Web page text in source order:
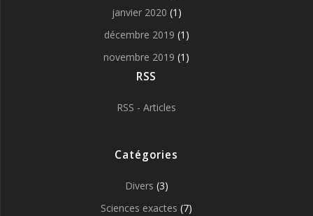
janvier 2020 (1)
décembre 2019 (1)
novembre 2019 (1)
RSS
RSS - Articles
Catégories
Divers (3)
Sciences exactes (7)